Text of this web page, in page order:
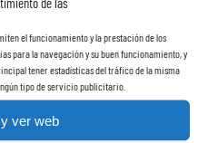
el funcionamiento y la prestación de los
para la navegación y su buen funcionamiento, y
tener estadísticas del tráfico de la misma
tipo de servicio publicitario.
ver web